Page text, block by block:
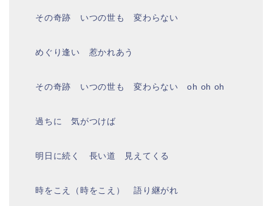
その奇跡 いつの世も 変わらない
めぐり逢い 惹かれあう
その奇跡 いつの世も 変わらない oh oh oh
過ちに 気がつけば
明日に続く 長い道 見えてくる
時をこえ（時をこえ） 語り継がれ